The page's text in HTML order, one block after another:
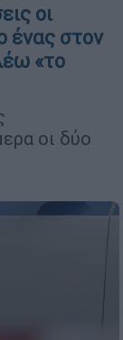
οι
ένας στον
«το
οι δύο